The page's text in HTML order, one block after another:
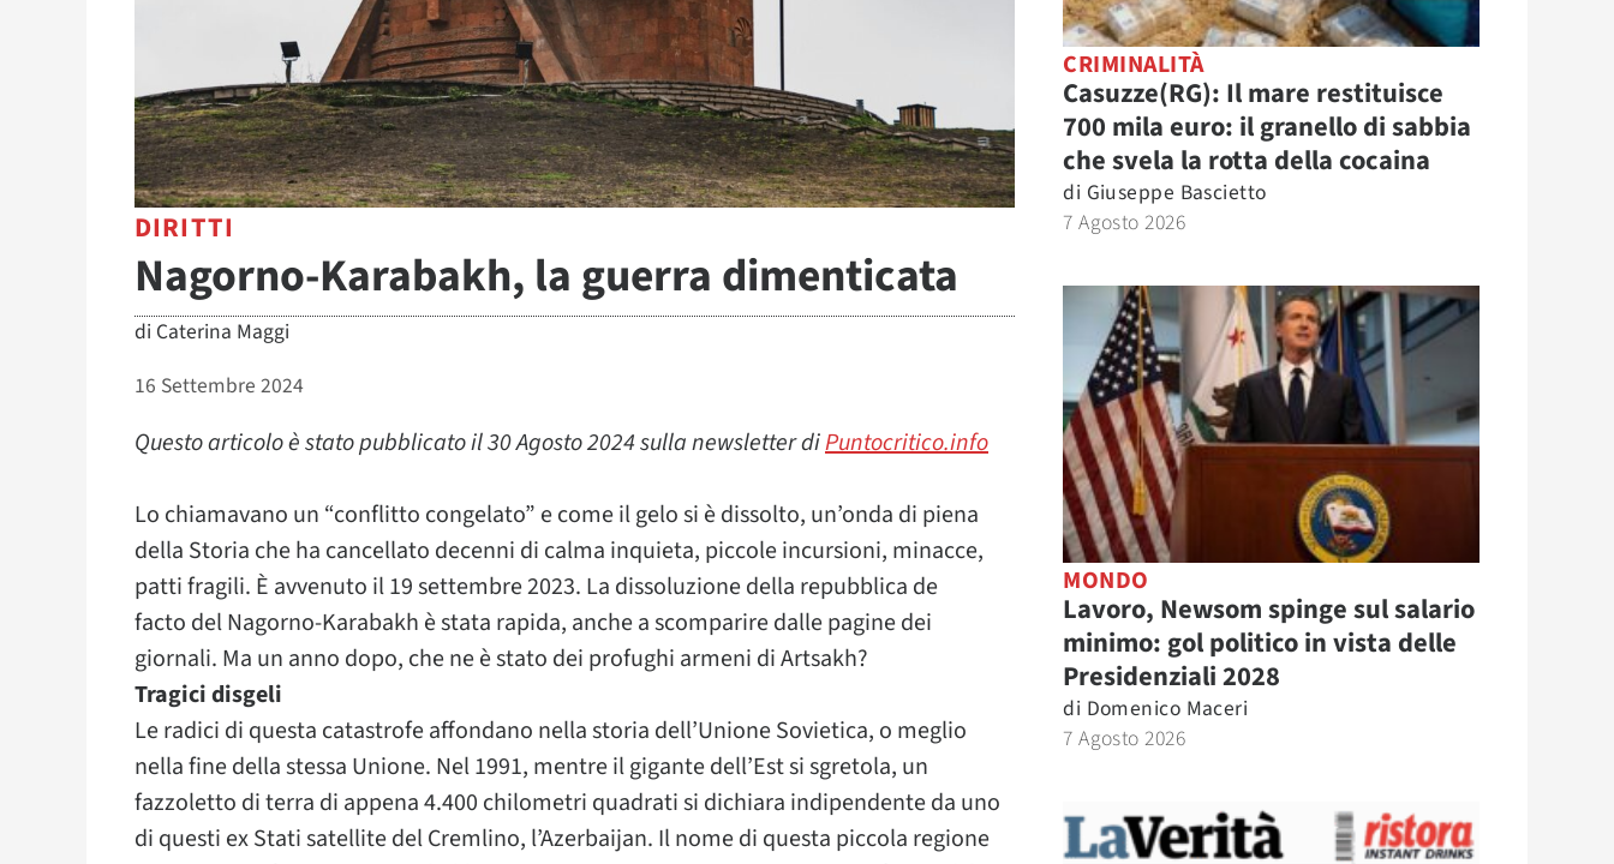
DIRITTI
Nagorno-Karabakh, la guerra dimenticata
di Caterina Maggi
16 Settembre 2024
Questo articolo è stato pubblicato il 30 Agosto 2024 sulla newsletter diPuntocritico.info
Lo chiamavano un “conflitto congelato” e come il gelo si è dissolto, un’onda di piena
della Storia che ha cancellato decenni di calma inquieta, piccole incursioni, minacce,
patti fragili. È avvenuto il 19 settembre 2023. La dissoluzione della repubblica de
facto del Nagorno-Karabakh è stata rapida, anche a scomparire dalle pagine dei
giornali. Ma un anno dopo, che ne è stato dei profughi armeni di Artsakh?
Tragici disgeli
Le radici di questa catastrofe affondano nella storia dell’Unione Sovietica, o meglio
nella fine della stessa Unione. Nel 1991, mentre il gigante dell’Est si sgretola, un
fazzoletto di terra di appena 4.400 chilometri quadrati si dichiara indipendente da uno
di questi ex Stati satellite del Cremlino, l’Azerbaijan. Il nome di questa piccola regione
CRIMINALITÀ
Casuzze(RG): Il mare restituisce
700 mila euro: il granello di sabbia
che svela la rotta della cocaina
di Giuseppe Bascietto
7 Agosto 2026
MONDO
Lavoro, Newsom spinge sul salario
minimo: gol politico in vista delle
Presidenziali 2028
di Domenico Maceri
7 Agosto 2026